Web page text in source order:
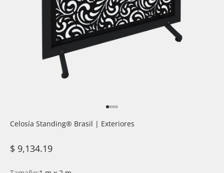
Ir al artículo 1
Ir al artículo 2
Ir al artículo 3
Ir al artículo 4
Celosía Standing®️ Brasil | Exteriores
Precio de oferta
$ 9,134.19